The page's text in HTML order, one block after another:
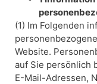
(1) Im Folgenden
Website.
auf Sie persönlich
E-Mail-Adressen,